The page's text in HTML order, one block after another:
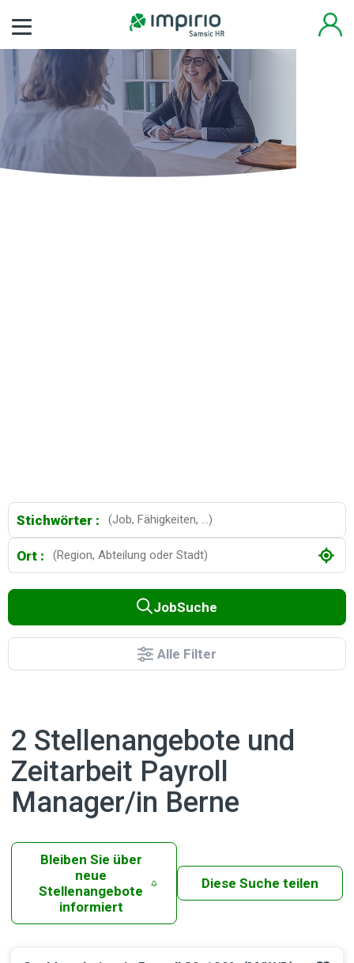
Stichwörter :
Ort :
JobSuche
Alle Filter
2 Stellenangebote und
Zeitarbeit Payroll
Manager/in Berne
Bleiben Sie über
neue
Stellenangebote
informiert
Diese Suche teilen